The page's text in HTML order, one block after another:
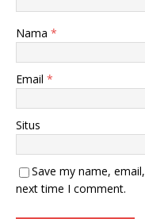
Nama *
Email *
Situs
Save my name,
next time I comment.